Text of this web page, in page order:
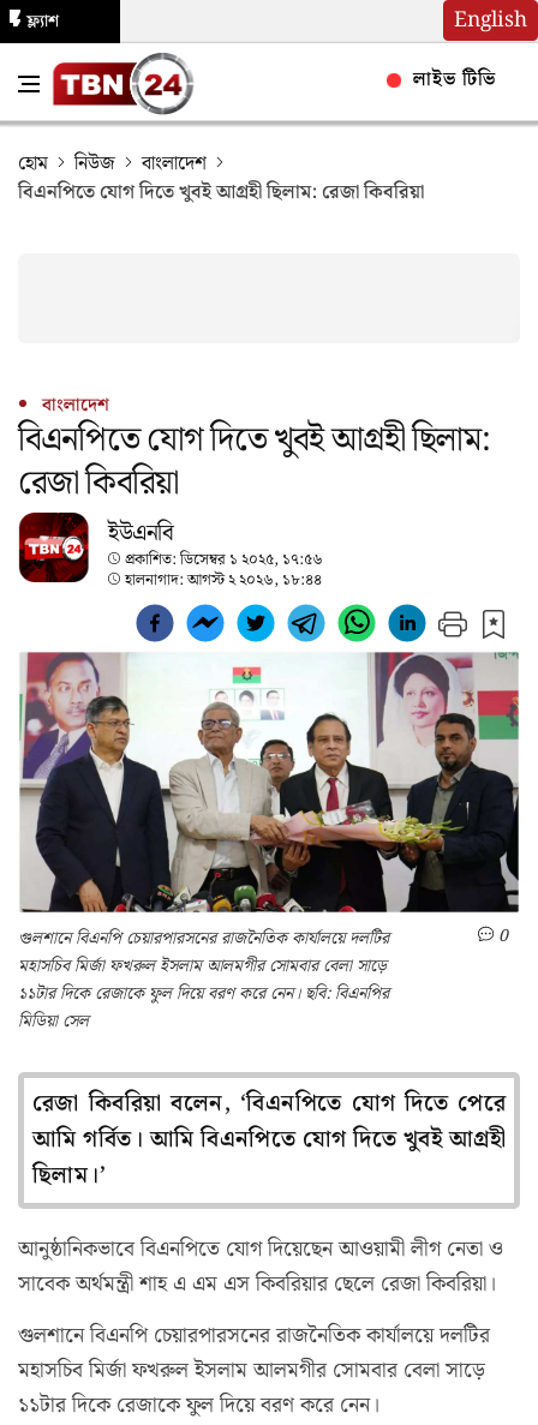
English
ফ্ল্যাশ
লাইভ টিভি
হোম নিউজ
বাংলাদেশ
বিএনপিতে যোগ দিতে খুবই আগ্রহী ছিলাম: রেজা কিবরিয়া
বাংলাদেশ
বিএনপিতে যোগ দিতে খুবই আগ্রহী ছিলাম:
রেজা কিবরিয়া
ইউএনবি
প্রকাশিত:ডিসেম্বর ১ ২০২৫, ১৭:৫৬
হালনাগাদ:আগস্ট ২ ২০২৬, ১৮:৪৪
গুলশানে বিএনপি চেয়ারপারসনের রাজনৈতিক কার্যালয়ে দলটির
মহাসচিব মির্জা ফখরুল ইসলাম আলমগীর সোমবার বেলা সাড়ে
১১টার দিকে রেজাকে ফুল দিয়ে বরণ করে নেন। ছবি: বিএনপির
মিডিয়া সেল
0
রেজা কিবরিয়া বলেন, ‘বিএনপিতে যোগ দিতে পেরে
আমি গর্বিত। আমি বিএনপিতে যোগ দিতে খুবই আগ্রহী
ছিলাম।’
আনুষ্ঠানিকভাবে বিএনপিতে যোগ দিয়েছেন আওয়ামী লীগ নেতা ও
সাবেক অর্থমন্ত্রী শাহ এ এম এস কিবরিয়ার ছেলে রেজা কিবরিয়া।
গুলশানে বিএনপি চেয়ারপারসনের রাজনৈতিক কার্যালয়ে দলটির
মহাসচিব মির্জা ফখরুল ইসলাম আলমগীর সোমবার বেলা সাড়ে
১১টার দিকে রেজাকে ফুল দিয়ে বরণ করে নেন।